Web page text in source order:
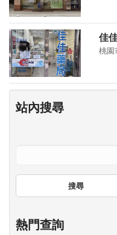
佳
桃園
站內搜尋
搜尋
熱門查詢